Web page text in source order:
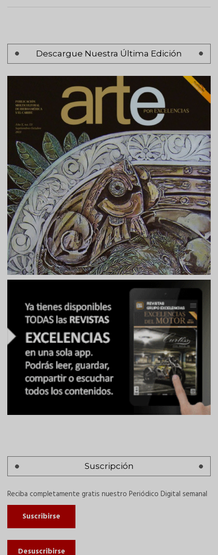
Descargue Nuestra Última Edición
Paginación
página
Siguiente >
Suscripción
Reciba completamente gratis nuestro Periódico Digital semanal
Suscribirse
Desuscribirse